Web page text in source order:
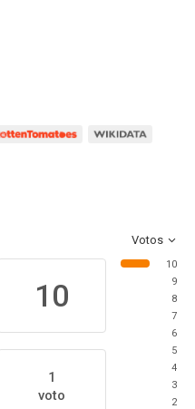
Votos
10
1
voto
10
9
8
7
6
5
4
3
2